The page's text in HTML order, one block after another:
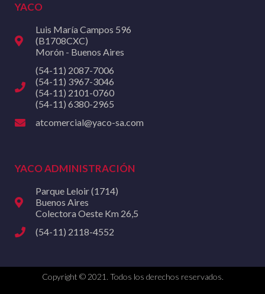
YACO
Luis María Campos 596
(B1708CXC)
Morón - Buenos Aires
(54-11) 2087-7006
(54-11) 3967-3046
(54-11) 2101-0760
(54-11) 6380-2965
atcomercial@yaco-sa.com
YACO ADMINISTRACIÓN
Parque Leloir (1714)
Buenos Aires
Colectora Oeste Km 26,5
(54-11) 2118-4552
Copyright © 2021. Todos los derechos reservados.